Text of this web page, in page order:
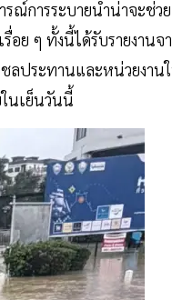
ณ์การระบายน้ำน่าจะช่วย
อย ๆ ทั้งนี้ได้รับรายงานจ
ชลประทานและหน่วยงาน
นเย็นวันนี้